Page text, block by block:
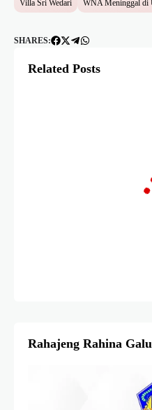
Villa Sri Wedari WNA Meninggal di
SHARES:
Related Posts
Rahajeng Rahina